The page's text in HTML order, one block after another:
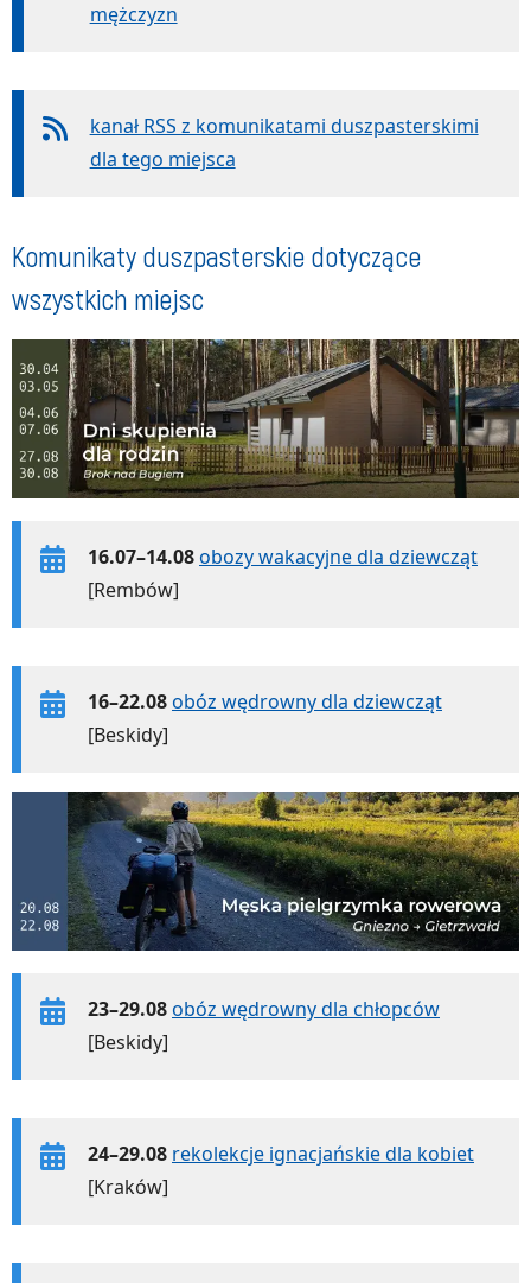
mężczyzn
kanał RSS z komunikatami duszpasterskimi
dla tego miejsca
Komunikaty duszpasterskie dotyczące
wszystkich miejsc
16.07–14.08obozy wakacyjne dla dziewcząt
[Rembów]
16–22.08obóz wędrowny dla dziewcząt
[Beskidy]
23–29.08obóz wędrowny dla chłopców
[Beskidy]
24–29.08 rekolekcje ignacjańskie dla kobiet
[Kraków]